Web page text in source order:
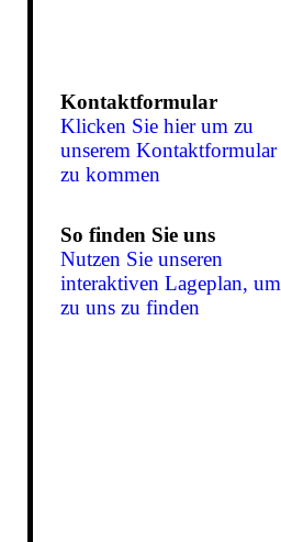
Kontaktformular
Klicken Sie hier um zu
unserem Kon­takt­for­mu­lar
zu kommen
So finden Sie uns
Nutzen Sie unseren
interaktiven La­ge­plan, um
zu uns zu finden